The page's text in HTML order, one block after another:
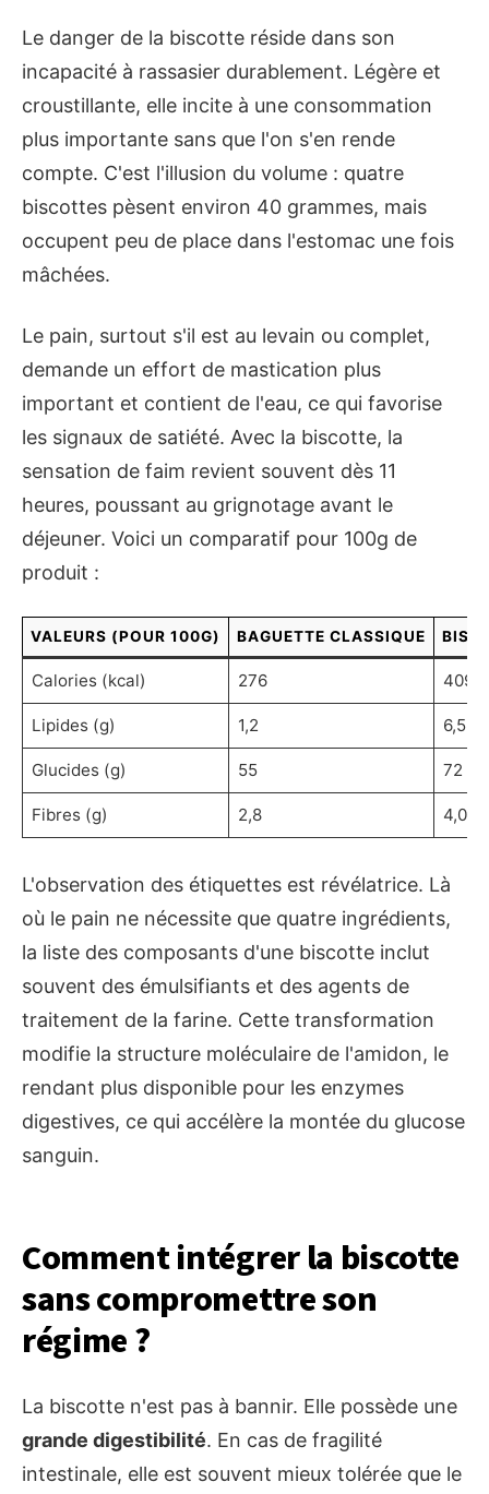
Le danger de la biscotte réside dans son
incapacité à rassasier durablement. Légère et
croustillante, elle incite à une consommation
plus importante sans que l'on s'en rende
compte. C'est l'illusion du volume : quatre
biscottes pèsent environ 40 grammes, mais
occupent peu de place dans l'estomac une fois
mâchées.
Le pain, surtout s'il est au levain ou complet,
demande un effort de mastication plus
important et contient de l'eau, ce qui favorise
les signaux de satiété. Avec la biscotte, la
sensation de faim revient souvent dès 11
heures, poussant au grignotage avant le
déjeuner. Voici un comparatif pour 100g de
produit :
VALEURS (POUR 100G) BAGUETTE CLASSIQUE
Calories (kcal) 276 409
Lipides (g) 1,2 6,5
Glucides (g) 55 72
Fibres (g) 2,8 4,0
L'observation des étiquettes est révélatrice. Là
où le pain ne nécessite que quatre ingrédients,
la liste des composants d'une biscotte inclut
souvent des émulsifiants et des agents de
traitement de la farine. Cette transformation
modifie la structure moléculaire de l'amidon, le
rendant plus disponible pour les enzymes
digestives, ce qui accélère la montée du glucose
sanguin.
Comment intégrer la biscotte
sans compromettre son
régime ?
La biscotte n'est pas à bannir. Elle possède une
grande digestibilité. En cas de fragilité
intestinale, elle est souvent mieux tolérée que le